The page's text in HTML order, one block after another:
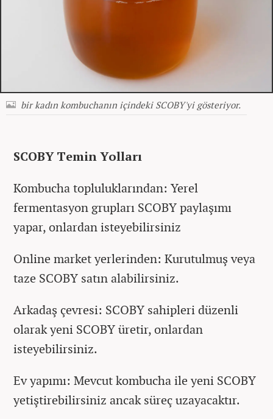
bir kadın kombuchanın içindeki SCOBY'yi gösteriyor.
SCOBY Temin Yolları
Kombucha topluluklarından: Yerel
fermentasyon grupları SCOBY paylaşımı
yapar, onlardan isteyebilirsiniz
Online market yerlerinden: Kurutulmuş veya
taze SCOBY satın alabilirsiniz.
Arkadaş çevresi: SCOBY sahipleri düzenli
olarak yeni SCOBY üretir, onlardan
isteyebilirsiniz.
Ev yapımı: Mevcut kombucha ile yeni SCOBY
yetiştirebilirsiniz ancak süreç uzayacaktır.